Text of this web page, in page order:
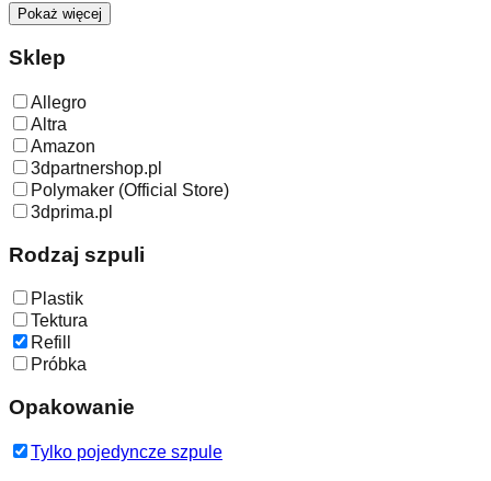
Pokaż więcej
Sklep
Allegro
Altra
Amazon
3dpartnershop.pl
Polymaker (Official Store)
3dprima.pl
Rodzaj szpuli
Plastik
Tektura
Refill
Próbka
Opakowanie
Tylko pojedyncze szpule